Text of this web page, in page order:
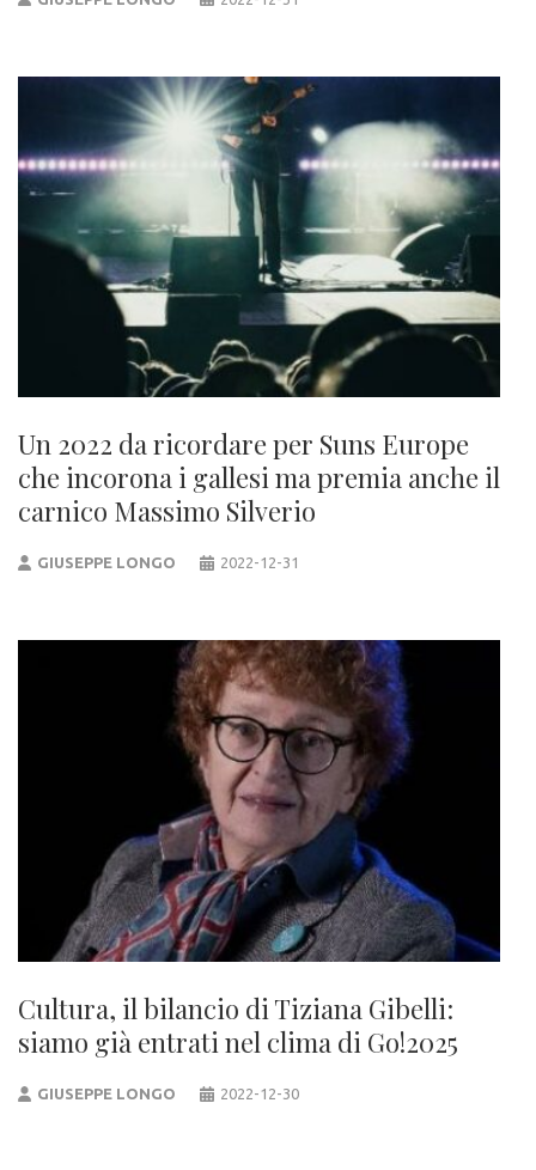
Un 2022 da ricordare per Suns Europe
che incorona i gallesi ma premia anche il
carnico Massimo Silverio
GIUSEPPE LONGO 2022-12-31
Cultura, il bilancio di Tiziana Gibelli:
siamo già entrati nel clima di Go!2025
GIUSEPPE LONGO 2022-12-30